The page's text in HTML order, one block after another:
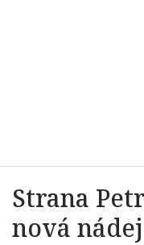
Strana
nová